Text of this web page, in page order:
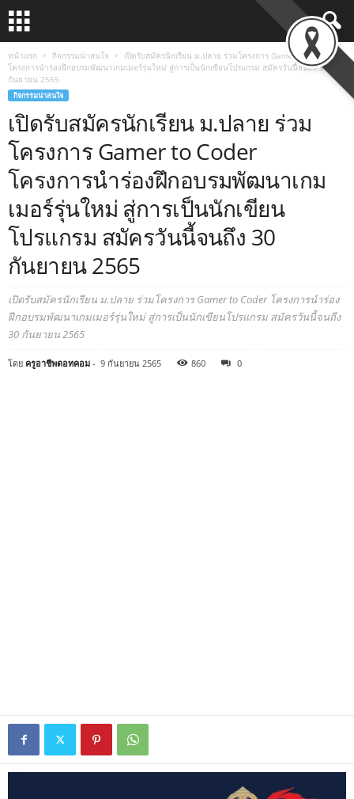
หน้าแรก กิจกรรมน่าสนใจ
เปิดรับสมัครนักเรียน ม.ปลาย ร่วมโครงการ Gamer to Coder
โครงการนำร่องฝึกอบรมพัฒนาเกมเมอร์รุ่นใหม่ สู่การเป็นนักเขียนโปรแกรม สมัครวันนี้จนถึง 30
กันยายน 2565
กิจกรรมน่าสนใจ
เปิดรับสมัครนักเรียน ม.ปลาย ร่วม
โครงการ Gamer to Coder
โครงการนำร่องฝึกอบรมพัฒนาเกม
เมอร์รุ่นใหม่ สู่การเป็นนักเขียน
โปรแกรม สมัครวันนี้จนถึง 30
กันยายน 2565
เปิดรับสมัครนักเรียน ม.ปลาย ร่วมโครงการ Gamer to Coder โครงการนำร่อง
ฝึกอบรมพัฒนาเกมเมอร์รุ่นใหม่ สู่การเป็นนักเขียนโปรแกรม สมัครวันนี้จนถึง
30 กันยายน 2565
โดย ครูอาชีพดอทคอม - 9 กันยายน 2565 860 0